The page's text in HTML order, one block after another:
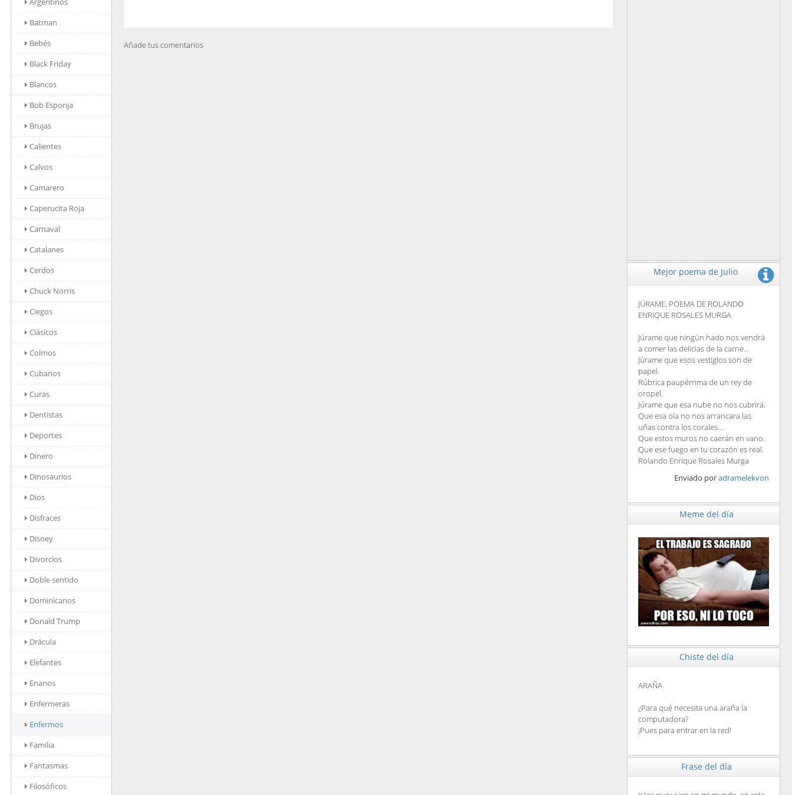
Batman
Bebés
Black Friday
Blancos
Bob Esponja
Brujas
Calientes
Calvos
Camarero
Caperucita Roja
Carnaval
Catalanes
Cerdos
Chuck Norris
Ciegos
Clásicos
Colmos
Cubanos
Curas
Dentistas
Deportes
Dinero
Dinosaurios
Dios
Disfraces
Disney
Divorcios
Doble sentido
Dominicanos
Donald Trump
Drácula
Elefantes
Enanos
Enfermeras
Enfermos
Familia
Fantasmas
Filosóficos
Añade tus comentarios
Mejor poema de Julio
JÚRAME. POEMA DE ROLANDO
ENRIQUE ROSALES MURGA
Júrame que ningún hado nos vendrá
a comer las delicias de la carne...
Júrame que esos vestiglos son de
papel.
Rúbrica paupérrima de un rey de
oropel.
Júrame que esa nube no nos cubrirá.
Que esa ola no nos arrancara las
uñas contra los corales...
Que estos muros no caerán en vano.
Que ese fuego en tu corazón es real.
Rolando Enrique Rosales Murga
Enviado poradramelekvon
Meme del día
Chiste del día
ARAÑA
¿Para qué necesita una araña la
computadora?
¡Pues para entrar en la red!
Frase del día